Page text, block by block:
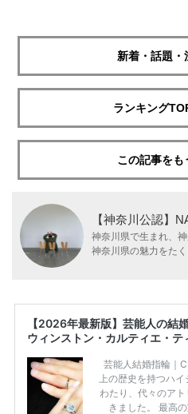
新着・話題・
ランキング
この記事をも
【神奈川公認】
神奈川県で生まれ、
神奈川県の魅力をた
【2026年最新版】芸能人の結
ウィンストン・カルティエ・
芸能人結婚指輪｜
上の歴史を持つハ
わたり、代々のア
きました。 最高